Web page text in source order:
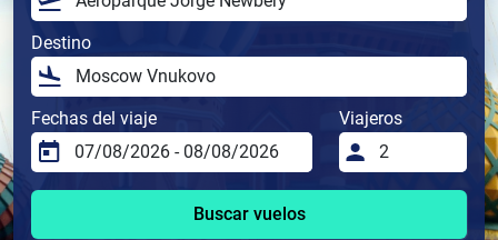
Destino
Fechas del viaje Viajeros
Buscar vuelos